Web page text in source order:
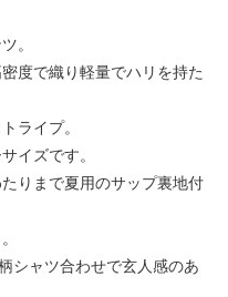
。
度で織り軽量でハリを持た
ライプ。
イズです。
りまで夏用のサップ裏地付
シャツ合わせで玄人感のあ